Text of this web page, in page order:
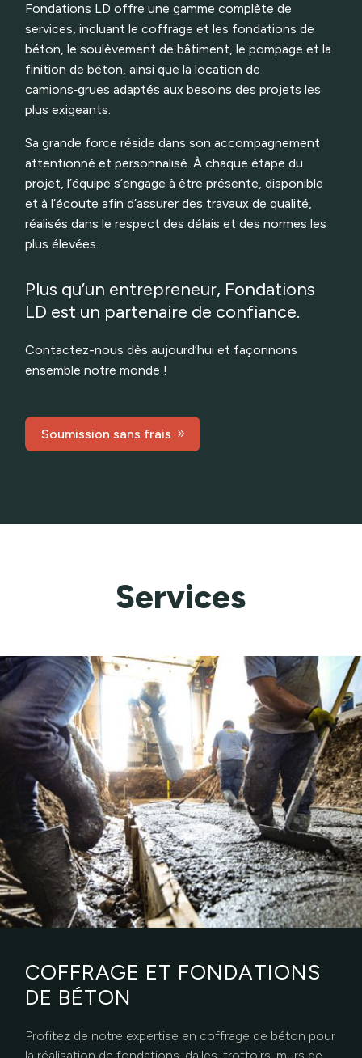
Fondations LD offre une gamme complète de
services, incluant le coffrage et les fondations de
béton, le soulèvement de bâtiment, le pompage et la
finition de béton, ainsi que la location de
camions‑grues adaptés aux besoins des projets les
plus exigeants.
Sa grande force réside dans son accompagnement
attentionné et personnalisé. À chaque étape du
projet, l’équipe s’engage à être présente, disponible
et à l’écoute afin d’assurer des travaux de qualité,
réalisés dans le respect des délais et des normes les
plus élevées.
Plus qu’un entrepreneur, Fondations
LD est un partenaire de confiance.
Contactez-nous dès aujourd’hui et façonnons
ensemble notre monde !
Soumission sans frais
Services
COFFRAGE ET FONDATIONS
DE BÉTON
Profitez de notre expertise en coffrage de béton pour